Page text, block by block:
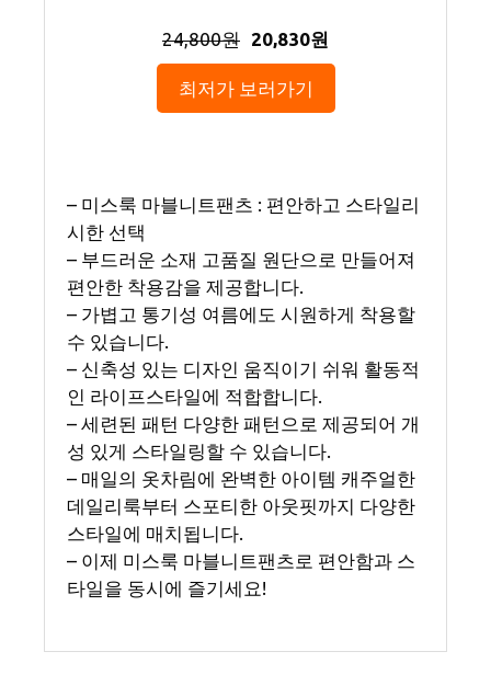
24,800원 20,830원
최저가 보러가기
– 미스룩 마블니트팬츠 : 편안하고 스타일리
시한 선택
– 부드러운 소재 고품질 원단으로 만들어져
편안한 착용감을 제공합니다.
– 가볍고 통기성 여름에도 시원하게 착용할
수 있습니다.
– 신축성 있는 디자인 움직이기 쉬워 활동적
인 라이프스타일에 적합합니다.
– 세련된 패턴 다양한 패턴으로 제공되어 개
성 있게 스타일링할 수 있습니다.
– 매일의 옷차림에 완벽한 아이템 캐주얼한
데일리룩부터 스포티한 아웃핏까지 다양한
스타일에 매치됩니다.
– 이제 미스룩 마블니트팬츠로 편안함과 스
타일을 동시에 즐기세요!